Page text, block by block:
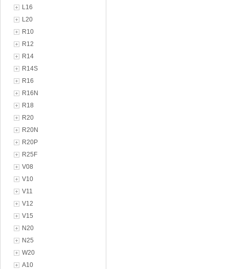
L16
L20
R10
R12
R14
R14S
R16
R16N
R18
R20
R20N
R20P
R25F
V08
V10
V11
V12
V15
N20
N25
W20
A10